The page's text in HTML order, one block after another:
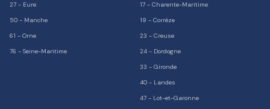
27 - Eure
50 - Manche
61 - Orne
76 - Seine-Maritime
17 - Charente-Maritime
19 - Corrèze
23 - Creuse
24 - Dordogne
33 - Gironde
40 - Landes
47 - Lot-et-Garonne